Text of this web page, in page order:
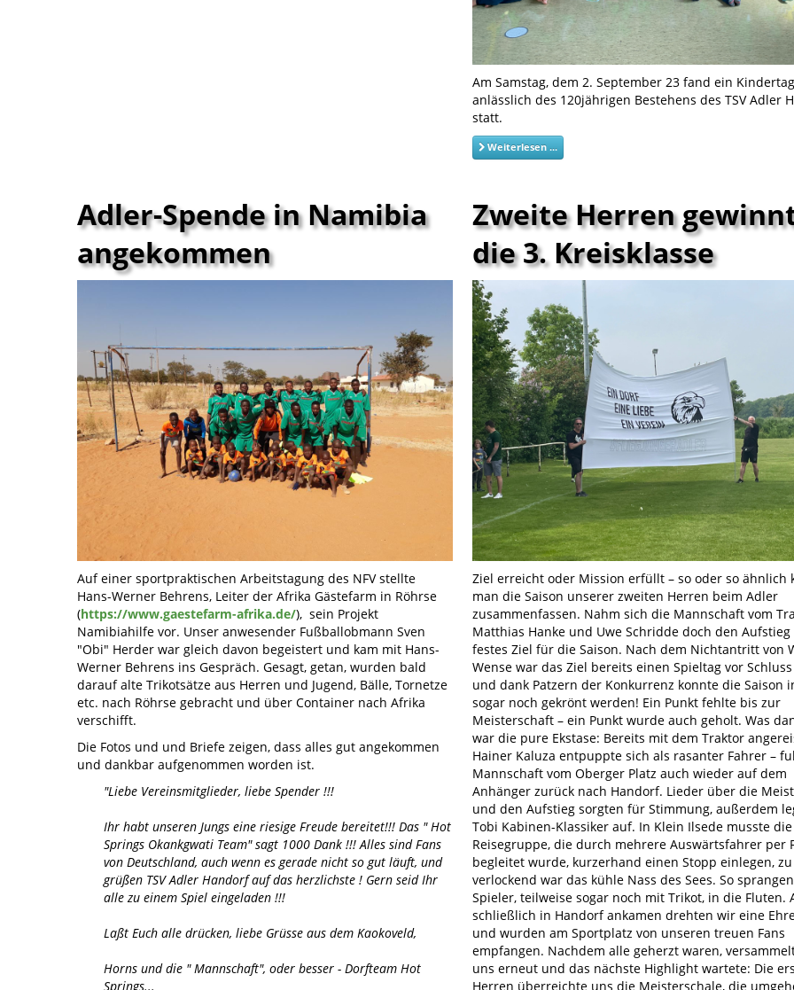
Am Samstag, dem 2. September 23 fand ein
anlässlich des 120jährigen Bestehens des TSV Adler
statt.
Weiterlesen ...
Adler-Spende in Namibia
angekommen
Auf einer sportpraktischen Arbeitstagung des NFV stellte
Hans-Werner Behrens, Leiter der Afrika Gästefarm in Röhrse
(https://www.gaestefarm-afrika.de/), sein Projekt
Namibiahilfe vor. Unser anwesender Fußballobmann Sven
"Obi" Herder war gleich davon begeistert und kam mit Hans-
Werner Behrens ins Gespräch. Gesagt, getan, wurden bald
darauf alte Trikotsätze aus Herren und Jugend, Bälle, Tornetze
etc. nach Röhrse gebracht und über Container nach Afrika
verschifft.
Die Fotos und und Briefe zeigen, dass alles gut angekommen
und dankbar aufgenommen worden ist.
"Liebe Vereinsmitglieder, liebe Spender !!!
Ihr habt unseren Jungs eine riesige Freude bereitet!!! Das " Hot
Springs Okankgwati Team" sagt 1000 Dank !!! Alles sind Fans
von Deutschland, auch wenn es gerade nicht so gut läuft, und
grüßen TSV Adler Handorf auf das herzlichste ! Gern seid Ihr
alle zu einem Spiel eingeladen !!!
Laßt Euch alle drücken, liebe Grüsse aus dem Kaokoveld,
Horns und die " Mannschaft", oder besser - Dorfteam Hot
Springs...
Zweite Herren
die 3. Kreisklasse
Ziel erreicht oder Mission erfüllt – so oder so ähnlich
man die Saison unserer zweiten Herren beim Adler
zusammenfassen. Nahm sich die Mannschaft vom
Matthias Hanke und Uwe Schridde doch den Aufstieg
festes Ziel für die Saison. Nach dem Nichtantritt von
Wense war das Ziel bereits einen Spieltag vor
und dank Patzern der Konkurrenz konnte die Saison
sogar noch gekrönt werden! Ein Punkt fehlte bis zur
Meisterschaft – ein Punkt wurde auch geholt. Was
war die pure Ekstase: Bereits mit dem Traktor
Hainer Kaluza entpuppte sich als rasanter Fahrer –
Mannschaft vom Oberger Platz auch wieder auf dem
Anhänger zurück nach Handorf. Lieder über die
und den Aufstieg sorgten für Stimmung, außerdem
Tobi Kabinen-Klassiker auf. In Klein Ilsede musste die
Reisegruppe, die durch mehrere Auswärtsfahrer per
begleitet wurde, kurzerhand einen Stopp einlegen, zu
verlockend war das kühle Nass des Sees. So
Spieler, teilweise sogar noch mit Trikot, in die Fluten.
schließlich in Handorf ankamen drehten wir eine
und wurden am Sportplatz von unseren treuen Fans
empfangen. Nachdem alle geherzt waren,
uns erneut und das nächste Highlight wartete: Die
Herren überreichte uns die Meisterschale, die